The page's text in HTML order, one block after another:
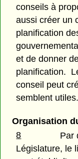
conseils à
aussi créer un
planification
et de donner
planification.
conseil peut
semblent utiles.
Organisation
8
Par
Législature, le